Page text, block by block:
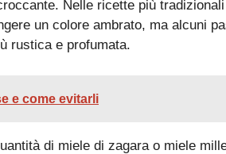
Nelle ricette più
un colore ambrato, ma alcuni
rustica e profumata.
e come evitarli
di miele di zagara o miele